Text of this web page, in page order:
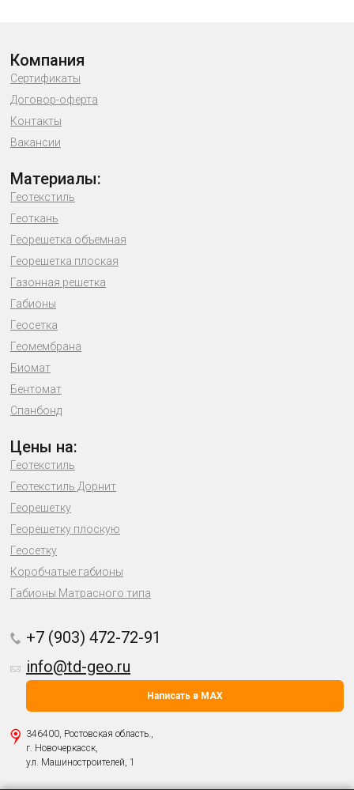
Компания
Сертификаты
Договор-оферта
Контакты
Вакансии
Материалы:
Геотекстиль
Геоткань
Георешетка объемная
Георешетка плоская
Газонная решетка
Габионы
Геосетка
Геомембрана
Биомат
Бентомат
Спанбонд
Цены на:
Геотекстиль
Геотекстиль Дорнит
Георешетку
Георешетку плоскую
Геосетку
Коробчатые габионы
Габионы Матрасного типа
+7 (903) 472-72-91
info@td-geo.ru
Написать в MAX
346400, Ростовская область.,
г. Новочеркасск,
ул. Машиностроителей, 1